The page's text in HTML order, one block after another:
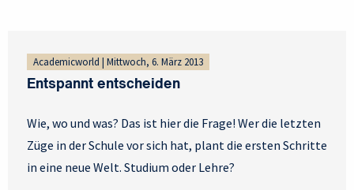
Academicworld | Mittwoch, 6. März 2013
Entspannt entscheiden
Wie, wo und was? Das ist hier die Frage! Wer die letzten
Züge in der Schule vor sich hat, plant die ersten Schritte
in eine neue Welt. Studium oder Lehre?